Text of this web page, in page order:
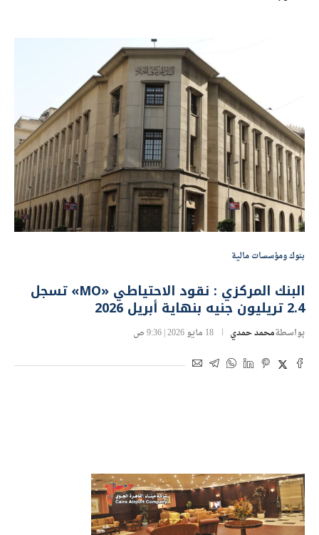
بنوك ومؤسسات مالية
البنك المركزي : نقود الاحتياطي «MO» تسجل
2.4 تريليون جنيه بنهاية أبريل 2026
بواسطةمحمد حمدي 18 مايو 2026 | 9:36 ص